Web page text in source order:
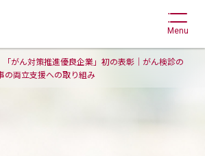
Menu
「がん対策推進優良企業」初の表彰｜がん検診の
の両立支援への取り組み